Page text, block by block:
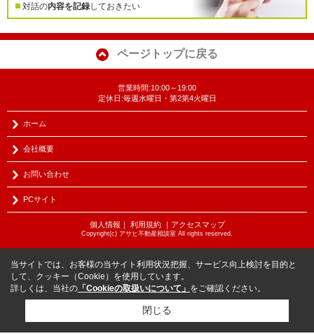
対話の内容を記録しておきたい
ページトップに戻る
営業時間:10:00～19:00
定休日:毎週水曜日・第2第4火曜日
ホーム
会社概要
お問い合わせ
PCサイト
個人情報 ｜ 利用規約｜ アクセスマップ
Copyright(c) アサヒ不動産相談室 All rights reserved.
当サイトでは、お客様の当サイト利用状況把握、サービス向上検討を目的と
して、クッキー（Cookie）を使用しています。
詳しくは、当社の 「Cookieの取扱いについて」 をご確認ください。
閉じる